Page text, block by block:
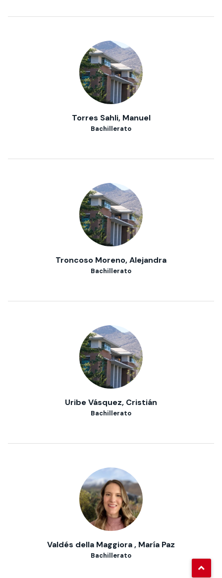
Torres Sahli, Manuel
Bachillerato
Troncoso Moreno, Alejandra
Bachillerato
Uribe Vásquez, Cristián
Bachillerato
Valdés della Maggiora , María Paz
Bachillerato